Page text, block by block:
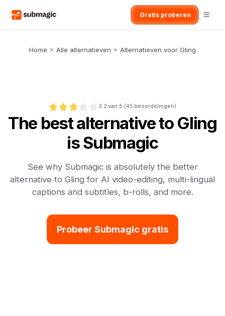
Gratis proberen
Home > Alle alternatieven > Alternatieven voor Gling
3.2 van 5 (45 beoordelingen)
The best alternative to Gling
is Submagic
See why Submagic is absolutely the better
alternative to Gling for AI video-editing, multi-lingual
captions and subtitles, b-rolls, and more.
Probeer Submagic gratis